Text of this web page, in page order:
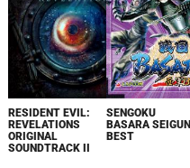
RESIDENT EVIL:
REVELATIONS
ORIGINAL
SOUNDTRACK II
SENGOKU
BASARA SEIGUN
BEST